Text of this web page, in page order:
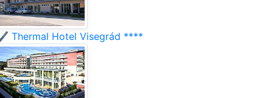
Thermal Hotel Visegrád ****